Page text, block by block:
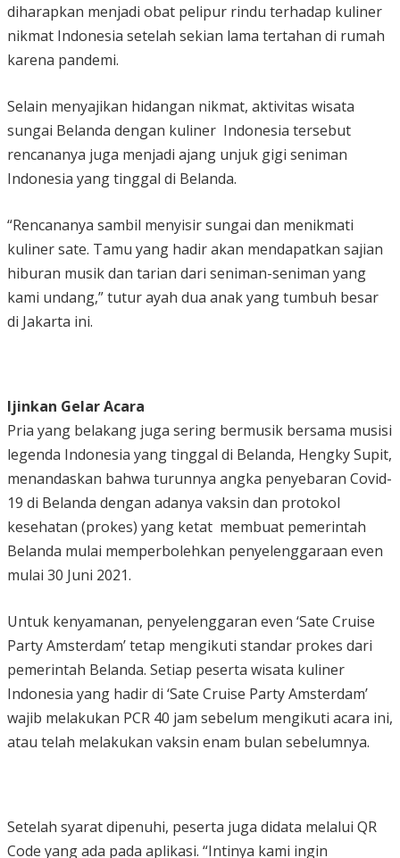
diharapkan menjadi obat pelipur rindu terhadap kuliner
nikmat Indonesia setelah sekian lama tertahan di rumah
karena pandemi.
Selain menyajikan hidangan nikmat, aktivitas wisata
sungai Belanda dengan kuliner Indonesia tersebut
rencananya juga menjadi ajang unjuk gigi seniman
Indonesia yang tinggal di Belanda.
“Rencananya sambil menyisir sungai dan menikmati
kuliner sate. Tamu yang hadir akan mendapatkan sajian
hiburan musik dan tarian dari seniman-seniman yang
kami undang,” tutur ayah dua anak yang tumbuh besar
di Jakarta ini.
Ijinkan Gelar Acara
Pria yang belakang juga sering bermusik bersama musisi
legenda Indonesia yang tinggal di Belanda, Hengky Supit,
menandaskan bahwa turunnya angka penyebaran Covid-
19 di Belanda dengan adanya vaksin dan protokol
kesehatan (prokes) yang ketat membuat pemerintah
Belanda mulai memperbolehkan penyelenggaraan even
mulai 30 Juni 2021.
Untuk kenyamanan, penyelenggaran even ‘Sate Cruise
Party Amsterdam’ tetap mengikuti standar prokes dari
pemerintah Belanda. Setiap peserta wisata kuliner
Indonesia yang hadir di ‘Sate Cruise Party Amsterdam’
wajib melakukan PCR 40 jam sebelum mengikuti acara ini,
atau telah melakukan vaksin enam bulan sebelumnya.
Setelah syarat dipenuhi, peserta juga didata melalui QR
Code yang ada pada aplikasi. “Intinya kami ingin